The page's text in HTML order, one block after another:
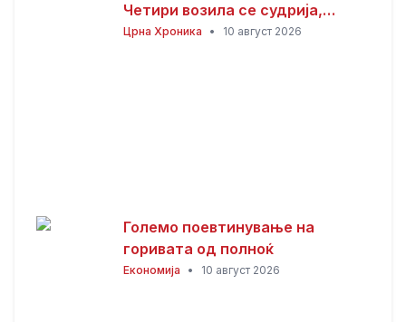
Четири возила се судрија,
седум лица повредени
Црна Хроника • 10 август 2026
Големо поевтинување на
горивата од полноќ
Економија • 10 август 2026